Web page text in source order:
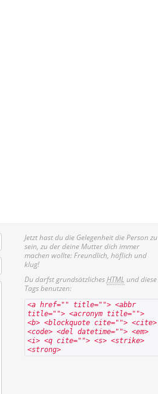
Jetzt hast du die Gelegenheit die Person zu
sein, zu der deine Mutter dich immer
machen wollte: Freundlich, höflich und
klug!
Du darfst grundsätzlichesHTML und diese
Tags benutzen:
<a href="" title=""> <abbr
title=""> <acronym title="">
<b> <blockquote cite=""> <cite>
<code> <del datetime=""> <em>
<i> <q cite=""> <s> <strike>
<strong>